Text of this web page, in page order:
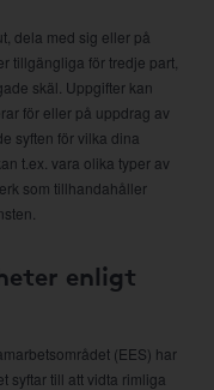
dela med sig eller på
tillgängliga för tredje part,
skäl. Uppgifter kan
för eller på uppdrag av
syften för vilka dina
t.ex. vara olika typer av
som tillhandahåller
enligt
(EES) har
syftar till att vidta rimliga